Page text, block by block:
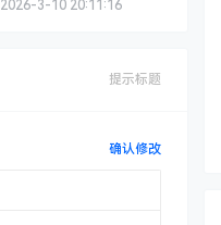
2026-3-10 20:11:16
提示标题
确认修改